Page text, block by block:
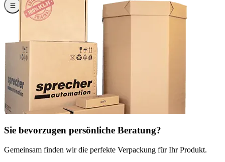
Sie bevorzugen persönliche Beratung?
Gemeinsam finden wir die perfekte Verpackung für Ihr Produkt.